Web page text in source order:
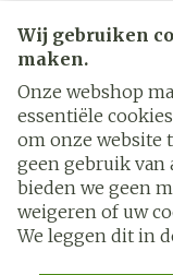
Wij gebruiken
maken.
Onze webshop
essentiële
om onze website
geen gebruik van
bieden we geen
weigeren of uw
We leggen dit in
Juridische links